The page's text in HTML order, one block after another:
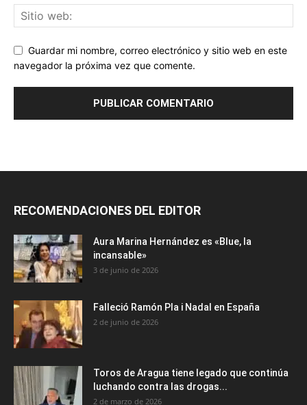
Guardar mi nombre, correo electrónico y sitio web en este
navegador la próxima vez que comente.
RECOMENDACIONES DEL EDITOR
Aura Marina Hernández es «Blue, la
incansable»
3 de junio de 2026
Falleció Ramón Pla i Nadal en España
2 de junio de 2026
Toros de Aragua tiene legado que continúa
luchando contra las drogas...
2 de marzo de 2026